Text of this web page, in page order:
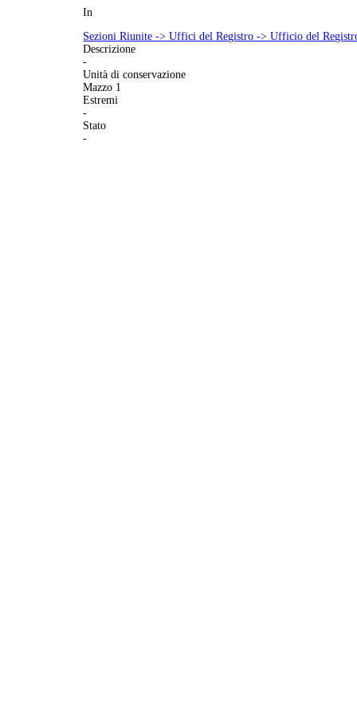
In
Sezioni Riunite -> Uffici del Registro -> Ufficio del
Descrizione
-
Unità di conservazione
Mazzo 1
Estremi
-
Stato
-